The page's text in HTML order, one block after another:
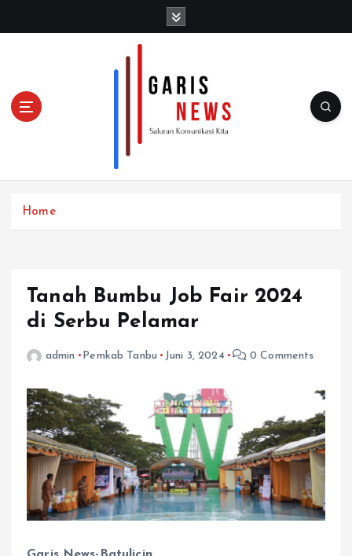
Home
Tanah Bumbu Job Fair 2024
di Serbu Pelamar
admin Pemkab Tanbu Juni 3, 2024 0 Comments